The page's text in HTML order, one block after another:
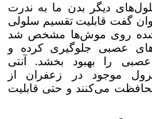
دیگر بدن ما به ندرت
گفت قابلیت تقسیم سلولی
شده روی موش‌ها مشخص شد
عصبی جلوگیری کرده و
را بهبود بخشد. آنتی
موجود در زعفران از
می‌کنند و حتی قابلیت